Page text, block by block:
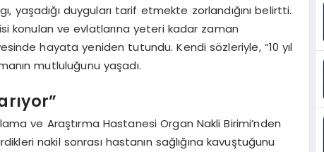
yaşadığı duyguları tarif etmekte zorlandığını belirtti.
konulan ve evlatlarına yeteri kadar zaman
hayata yeniden tutundu. Kendi sözleriyle, “10 yıl
mutluluğunu yaşadı.
ve Araştırma Hastanesi Organ Nakli Birimi’nden
nakil sonrası hastanın sağlığına kavuştuğunu